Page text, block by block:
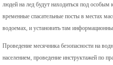
людей на лед будут находиться под особым
временные спасательные посты в местах
водоемах, и установить там
Проведение месячника безопасности на
населением, проведение инструктажей по